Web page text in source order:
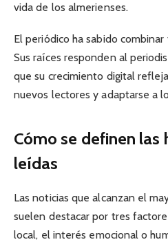
vida de los almerienses.
El periódico ha sabido
Sus raíces responden al
que su crecimiento digital
nuevos lectores y adaptarse a
Cómo se definen las
leídas
Las noticias que alcanzan el
suelen destacar por tres
local, el interés emocional o